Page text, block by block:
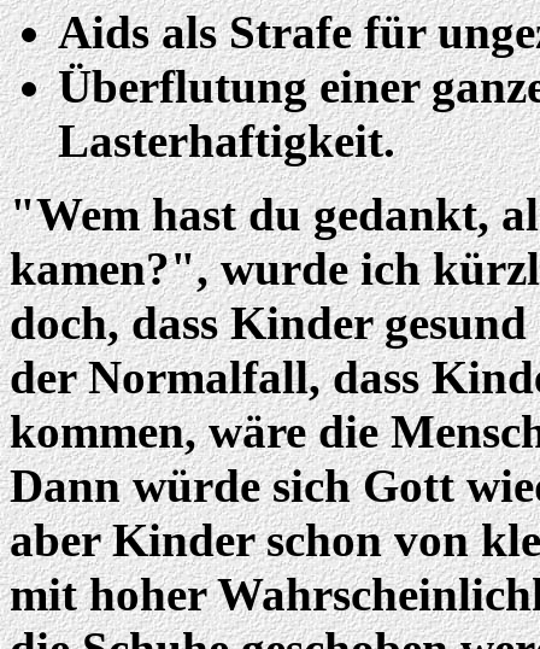
Aids als Strafe für
Überflutung einer
Lasterhaftigkeit.
"Wem hast du gedankt,
kamen?", wurde ich
doch, dass Kinder
der Normalfall, dass
kommen, wäre die
Dann würde sich Gott
aber Kinder schon von
mit hoher